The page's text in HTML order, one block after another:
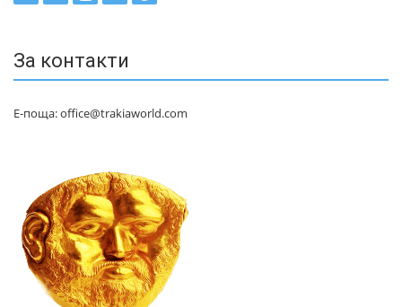
За контакти
Е-поща: office@trakiaworld.com